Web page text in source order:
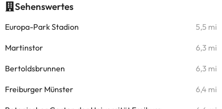
Sehenswertes
Europa-Park Stadion 5,5 mi
Martinstor 6,3 mi
Bertoldsbrunnen 6,3 mi
Freiburger Münster 6,4 mi